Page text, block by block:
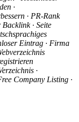
·
· PR-Rank
· Seite
Eintrag · Firma
·
Company Listing ·